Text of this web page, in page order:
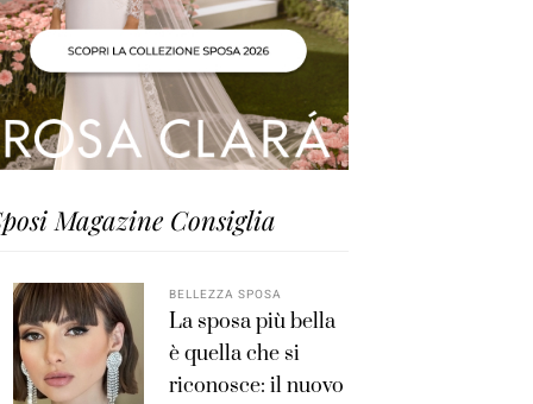
Magazine Consiglia
BELLEZZA SPOSA
La sposa più bella
è quella che si
riconosce: il nuovo